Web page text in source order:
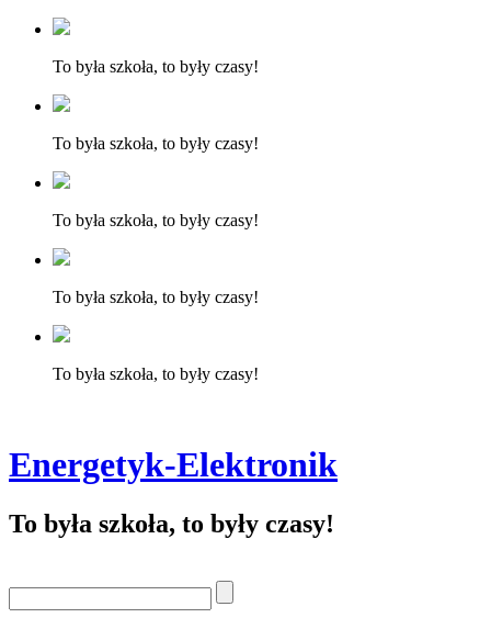
To była szkoła, to były czasy!
To była szkoła, to były czasy!
To była szkoła, to były czasy!
To była szkoła, to były czasy!
To była szkoła, to były czasy!
Energetyk-Elektronik
To była szkoła, to były czasy!